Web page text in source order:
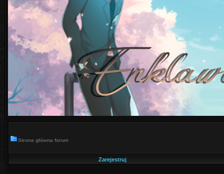
Strona główna forum
Zarejestruj